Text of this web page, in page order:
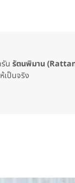
น รัตนพิมาน
เป็นจริง